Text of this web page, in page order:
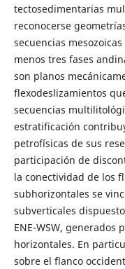
tectosedimentarias
reconocerse
secuencias
menos tres fases
son planos
flexodeslizamientos
secuencias
estratificación
petrofísicas de sus
participación de
la conectividad de los
subhorizontales se
subverticales
ENE-WSW, generados
horizontales. En
sobre el flanco